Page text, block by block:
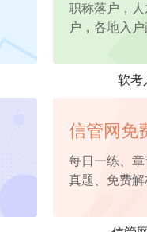
职称落户，
户，各地入
软考
信管网免
每日一练、
真题、免费解